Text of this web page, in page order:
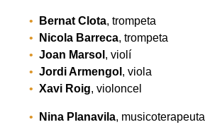
Bernat Clota, trompeta
Nicola Barreca, trompeta
Joan Marsol , violí
Jordi Armengol , viola
Xavi Roig, violoncel
Nina Planavila, musicoterapeuta